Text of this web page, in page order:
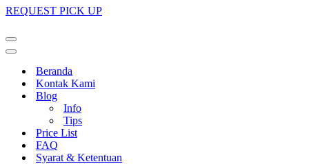
REQUEST PICK UP
Navigation
Menu
Navigation
Beranda
Kontak Kami
Blog
Info
Tips
Price List
FAQ
Syarat & Ketentuan